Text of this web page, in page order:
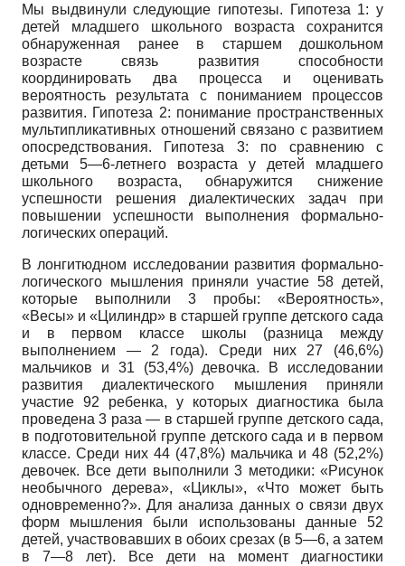
Мы выдвинули следующие гипотезы. Гипотеза 1: у
детей младшего школьного возраста сохранится
обнаруженная ранее в старшем дошкольном
возрасте связь развития способности
координировать два процесса и оценивать
вероятность результата с пониманием процессов
развития. Гипотеза 2: понимание пространственных
мультипликативных отношений связано с развитием
опосредствования. Гипотеза 3: по сравнению с
детьми 5—6-летнего возраста у детей младшего
школьного возраста, обнаружится снижение
успешности решения диалектических задач при
повышении успешности выполнения формально-
логических операций.
В лонгитюдном исследовании развития формально-
логического мышления приняли участие 58 детей,
которые выполнили 3 пробы: «Вероятность»,
«Весы» и «Цилиндр» в старшей группе детского сада
и в первом классе школы (разница между
выполнением — 2 года). Среди них 27 (46,6%)
мальчиков и 31 (53,4%) девочка. В исследовании
развития диалектического мышления приняли
участие 92 ребенка, у которых диагностика была
проведена 3 раза — в старшей группе детского сада,
в подготовительной группе детского сада и в первом
классе. Среди них 44 (47,8%) мальчика и 48 (52,2%)
девочек. Все дети выполнили 3 методики: «Рисунок
необычного дерева», «Циклы», «Что может быть
одновременно?». Для анализа данных о связи двух
форм мышления были использованы данные 52
детей, участвовавших в обоих срезах (в 5—6, а затем
в 7—8 лет). Все дети на момент диагностики